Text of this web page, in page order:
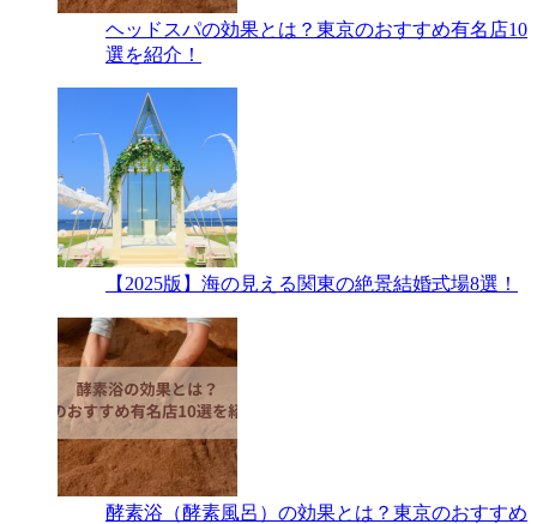
ヘッドスパの効果とは？東京のおすすめ有名店10
選を紹介！
【2025版】海の見える関東の絶景結婚式場8選！
酵素浴（酵素風呂）の効果とは？東京のおすすめ